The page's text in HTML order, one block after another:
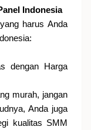
Indonesia
harus Anda
dengan Harga
murah, jangan
Anda juga
kualitas SMM